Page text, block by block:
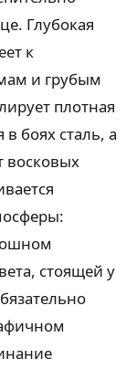
Глубокая
к
и грубым
плотная
боях сталь, а
восковых
стоящей у